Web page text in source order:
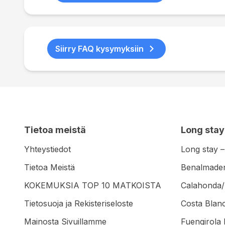
Siirry FAQ kysymyksiin
Tietoa meistä
Yhteystiedot
Tietoa Meistä
KOKEMUKSIA TOP 10 MATKOISTA
Tietosuoja ja Rekisteriseloste
Mainosta Sivuillamme
Long
Long stay
Costa
Fuengirola